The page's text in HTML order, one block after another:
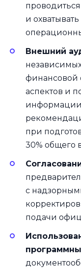
и
Внешний
финансовой
аспектов и
при
30% общего
с
подачи